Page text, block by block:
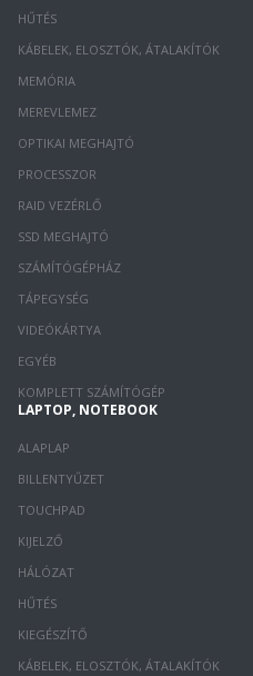
HŰTÉS
KÁBELEK, ELOSZTÓK, ÁTALAKÍTÓK
MEMÓRIA
MEREVLEMEZ
OPTIKAI MEGHAJTÓ
PROCESSZOR
RAID VEZÉRLŐ
SSD MEGHAJTÓ
SZÁMÍTÓGÉPHÁZ
TÁPEGYSÉG
VIDEÓKÁRTYA
EGYÉB
KOMPLETT SZÁMÍTÓGÉP
LAPTOP, NOTEBOOK
ALAPLAP
BILLENTYŰZET
TOUCHPAD
KIJELZŐ
HÁLÓZAT
HŰTÉS
KIEGÉSZÍTŐ
KÁBELEK, ELOSZTÓK, ÁTALAKÍTÓK